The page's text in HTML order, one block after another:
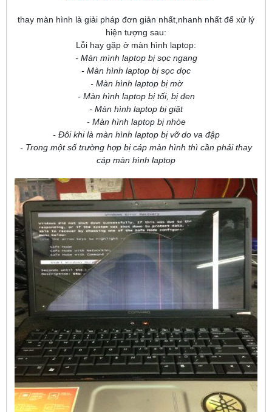
thay màn hình là giải pháp đơn giản nhất,nhanh nhất để xử lý
hiện tượng sau:
Lỗi hay gặp ở màn hình laptop:
- Màn mình laptop bị sọc ngang
- Màn hình laptop bị sọc dọc
- Màn hình laptop bị mờ
- Màn hình laptop bị tối, bị đen
- Màn hình laptop bị giật
- Màn hình laptop bị nhòe
- Đôi khi là màn hình laptop bị vỡ do va đập
- Trong một số trường hợp bị cáp màn hình thì cần phải thay
cáp màn hình laptop